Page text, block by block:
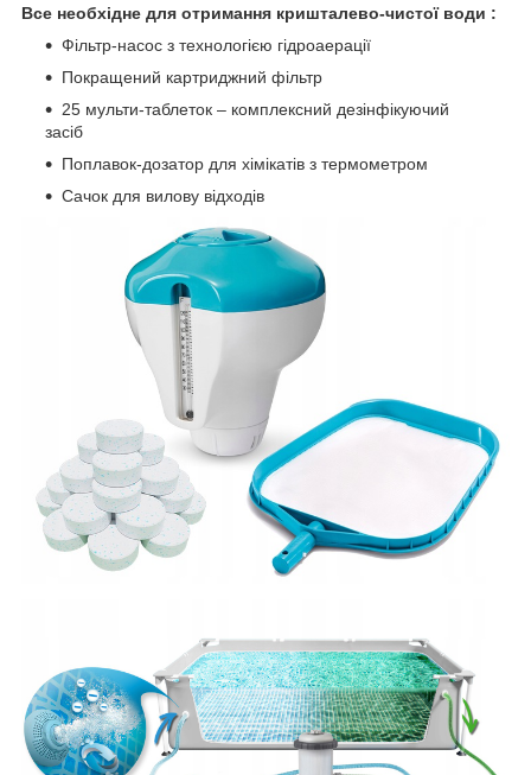
Все необхідне для отримання кришталево-чистої води :
Фільтр-насос з технологією гідроаерації
Покращений картриджний фільтр
25 мульти-таблеток – комплексний дезінфікуючий
засіб
Поплавок-дозатор для хімікатів з термометром
Сачок для вилову відходів